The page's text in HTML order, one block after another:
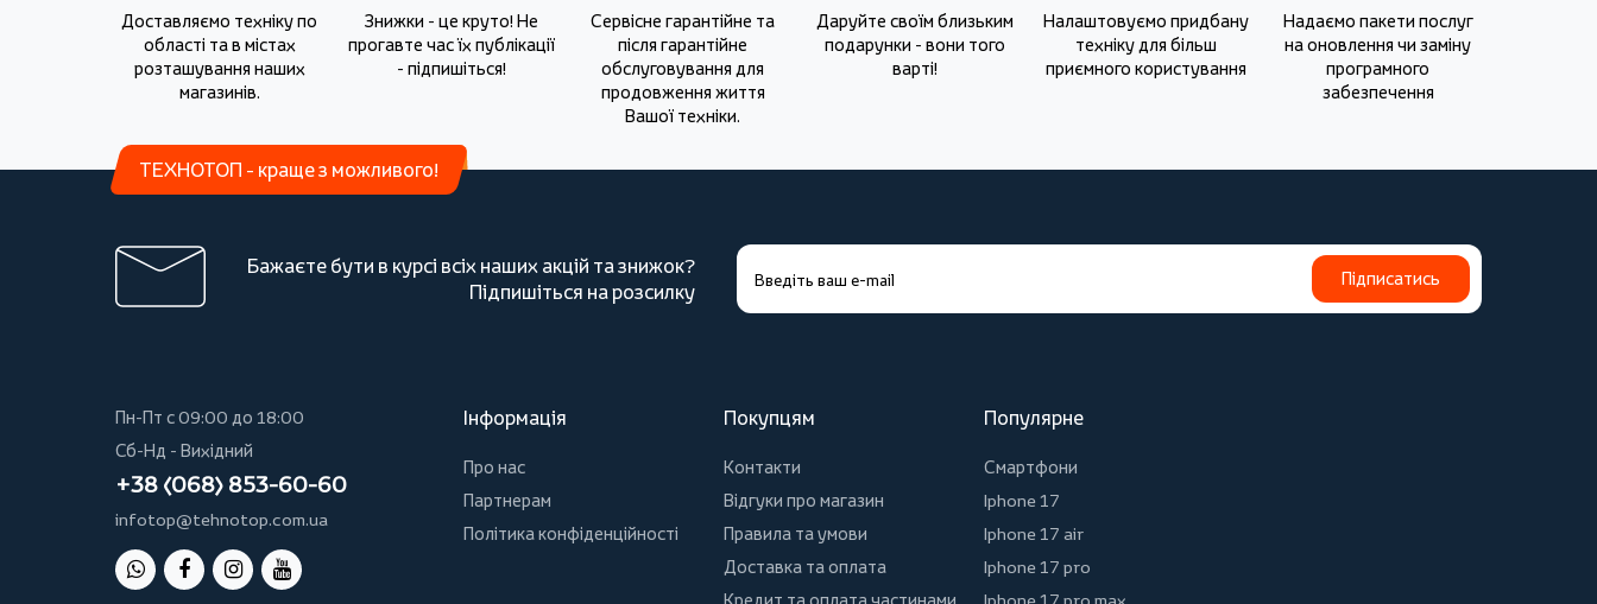
Доставляємо техніку по
області та в містах
розташування наших
магазинів.
Знижки - це круто! Не
прогавте час їх публікації
- підпишіться!
Сервісне гарантійне та
після гарантійне
обслуговування для
продовження життя
Вашої техніки.
Даруйте своїм близьким
подарунки - вони того
варті!
Налаштовуємо придбану
техніку для більш
приємного користування
Надаємо пакети послуг
на оновлення чи заміну
програмного
забезпечення
ТЕХНОТОП - краще з можливого!
Бажаєте бути в курсі всіх наших акцій та знижок?
Підпишіться на розсилку
Підписатись
Пн-Пт с 09:00 до 18:00
Сб-Нд - Вихідний
+38 (068) 853-60-60
infotop@tehnotop.com.ua
Інформація
Про нас
Партнерам
Політика конфіденційності
Покупцям
Контакти
Відгуки про магазин
Правила та умови
Доставка та оплата
Популярне
Смартфони
Iphone 17
Iphone 17 air
Iphone 17 pro